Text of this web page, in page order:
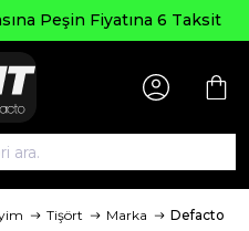
Peşin Fiyatına 6 Taksit
Tişört Marka Defacto